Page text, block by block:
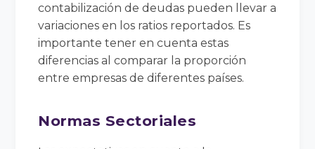
contabilización de deudas pueden llevar a
variaciones en los ratios reportados. Es
importante tener en cuenta estas
diferencias al comparar la proporción
entre empresas de diferentes países.
Normas Sectoriales